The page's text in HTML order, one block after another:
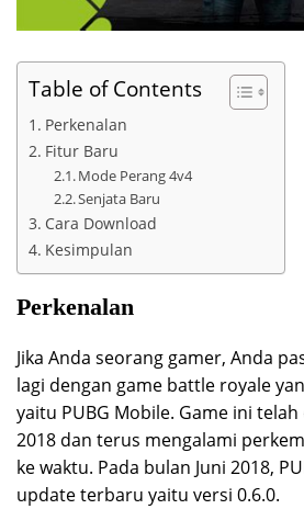
Table of Contents
Perkenalan
Fitur Baru
Mode Perang 4v4
Senjata Baru
Cara Download
Kesimpulan
Perkenalan
Jika Anda seorang gamer, Anda
lagi dengan game battle royale
yaitu PUBG Mobile. Game ini
2018 dan terus mengalami
ke waktu. Pada bulan Juni 2018,
update terbaru yaitu versi 0.6.0.